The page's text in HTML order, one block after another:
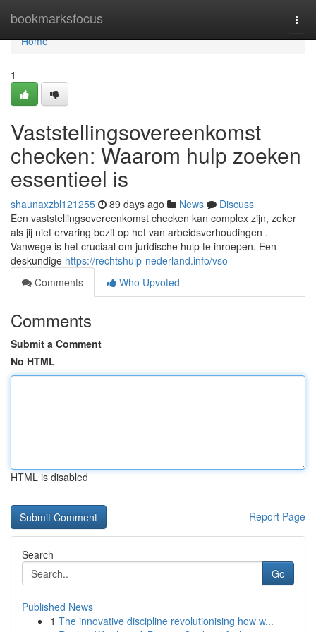
bookmarksfocus
Home
Home
1
Vaststellingsovereenkomst
checken: Waarom hulp zoeken
essentieel is
shaunaxzbl121255 89 days ago News
Discuss
Een vaststellingsovereenkomst checken kan complex zijn, zeker
als jij niet ervaring bezit op het van arbeidsverhoudingen .
Vanwege is het cruciaal om juridische hulp te inroepen. Een
deskundige https://rechtshulp-nederland.info/vso
Comments
Who Upvoted
Comments
Submit a Comment
No HTML
HTML is disabled
Report Page
Search
Go
Published News
1 The innovative discipline revolutionising how w...